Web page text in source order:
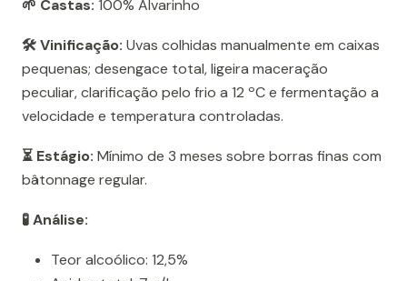
🌱 Castas: 100% Alvarinho
🛠️ Vinificação: Uvas colhidas manualmente em caixas
pequenas; desengace total, ligeira maceração
peculiar, clarificação pelo frio a 12 ºC e fermentação a
velocidade e temperatura controladas.
⏳ Estágio: Mínimo de 3 meses sobre borras finas com
bâtonnage regular.
🧪 Análise:
Teor alcoólico: 12,5%